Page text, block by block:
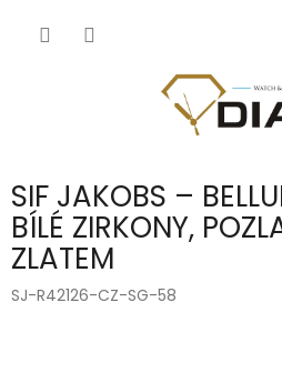
SIF JAKOBS –
BÍLÉ ZIRKONY,
ZLATEM
SJ-R42126-CZ-SG-58